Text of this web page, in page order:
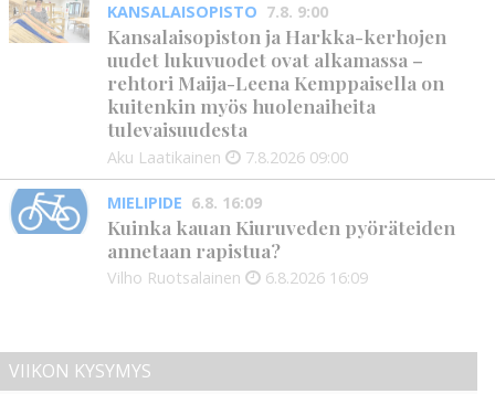
KANSALAISOPISTO 7.8. 9:00
Kansalaisopiston ja Harkka-kerhojen
uudet lukuvuodet ovat alkamassa –
rehtori Maija-Leena Kemppaisella on
kuitenkin myös huolenaiheita
tulevaisuudesta
Aku Laatikainen 7.8.2026 09:00
MIELIPIDE 6.8. 16:09
Kuinka kauan Kiuruveden pyöräteiden
annetaan rapistua?
Vilho Ruotsalainen 6.8.2026 16:09
VIIKON KYSYMYS